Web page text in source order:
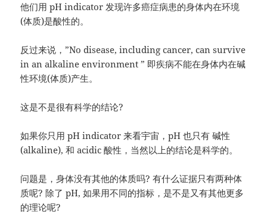
他们用 pH indicator 发现许多癌症病患的身体内在环境
(体质)是酸性的。
反过来说，”No disease, including cancer, can survive
in an alkaline environment ” 即疾病不能在身体内在碱
性环境(体质)产生。
这是不是很有科学的结论?
如果你只用 pH indicator 来看宇宙，pH 也只有 碱性
(alkaline), 和 acidic 酸性，当然以上的结论是科学的。
问题是，身体没有其他的体质吗? 有什么证据只有两种体
质呢? 除了 pH, 如果用不同的指标，是不是又有其他更多
的理论呢?